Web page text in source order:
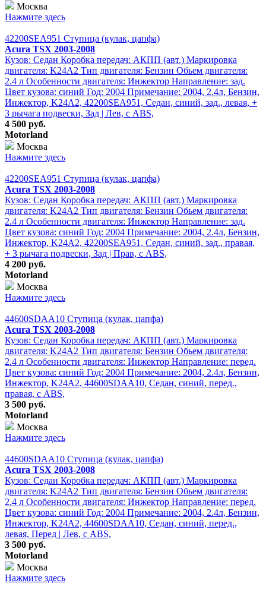
Москва
Нажмите здесь
42200SEA951 Ступица (кулак, цапфа)
Acura TSX 2003-2008
Кузов: Седан Коробка передач: АКПП (авт.) Маркировка
двигателя: K24A2 Тип двигателя: Бензин Обьем двигателя:
2.4 л Особенности двигателя: Инжектор Направление: зад.
Цвет кузова: синий Год: 2004 Примечание: 2004, 2.4л, Бензин,
Инжектор, K24A2, 42200SEA951, Седан, синий, зад., левая, +
3 рычага подвески, Зад | Лев, с ABS,
4 500 руб.
Motorland
Москва
Нажмите здесь
42200SEA951 Ступица (кулак, цапфа)
Acura TSX 2003-2008
Кузов: Седан Коробка передач: АКПП (авт.) Маркировка
двигателя: K24A2 Тип двигателя: Бензин Обьем двигателя:
2.4 л Особенности двигателя: Инжектор Направление: зад.
Цвет кузова: синий Год: 2004 Примечание: 2004, 2.4л, Бензин,
Инжектор, K24A2, 42200SEA951, Седан, синий, зад., правая,
+ 3 рычага подвески, Зад | Прав, с ABS,
4 200 руб.
Motorland
Москва
Нажмите здесь
44600SDAA10 Ступица (кулак, цапфа)
Acura TSX 2003-2008
Кузов: Седан Коробка передач: АКПП (авт.) Маркировка
двигателя: K24A2 Тип двигателя: Бензин Обьем двигателя:
2.4 л Особенности двигателя: Инжектор Направление: перед.
Цвет кузова: синий Год: 2004 Примечание: 2004, 2.4л, Бензин,
Инжектор, K24A2, 44600SDAA10, Седан, синий, перед.,
правая, с ABS,
3 500 руб.
Motorland
Москва
Нажмите здесь
44600SDAA10 Ступица (кулак, цапфа)
Acura TSX 2003-2008
Кузов: Седан Коробка передач: АКПП (авт.) Маркировка
двигателя: K24A2 Тип двигателя: Бензин Обьем двигателя:
2.4 л Особенности двигателя: Инжектор Направление: перед.
Цвет кузова: синий Год: 2004 Примечание: 2004, 2.4л, Бензин,
Инжектор, K24A2, 44600SDAA10, Седан, синий, перед.,
левая, Перед | Лев, с ABS,
3 500 руб.
Motorland
Москва
Нажмите здесь